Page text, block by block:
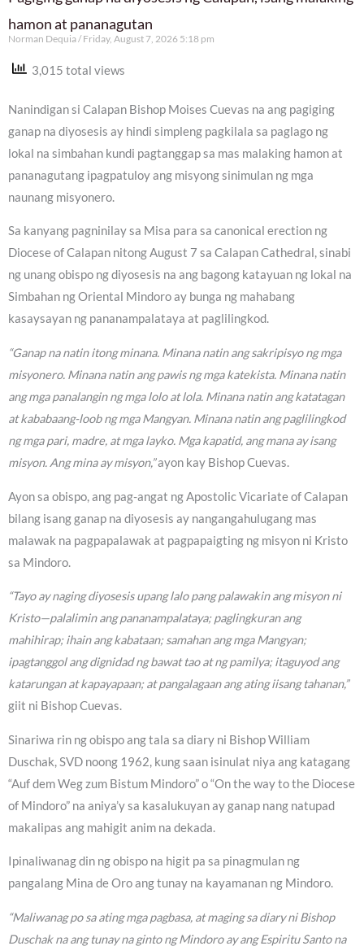
hamon at pananagutan
Norman Dequia Friday, August 7, 2026 5:18 pm
3,015 total views
Nanindigan si Calapan Bishop Moises Cuevas na ang pagiging
ganap na diyosesis ay hindi simpleng pagkilala sa paglago ng
lokal na simbahan kundi pagtanggap sa mas malaking hamon at
pananagutang ipagpatuloy ang misyong sinimulan ng mga
naunang misyonero.
Sa kanyang pagninilay sa Misa para sa canonical erection ng
Diocese of Calapan nitong August 7 sa Calapan Cathedral, sinabi
ng unang obispo ng diyosesis na ang bagong katayuan ng lokal na
Simbahan ng Oriental Mindoro ay bunga ng mahabang
kasaysayan ng pananampalataya at paglilingkod.
“Ganap na natin itong minana. Minana natin ang sakripisyo ng mga
misyonero. Minana natin ang pawis ng mga katekista. Minana natin
ang mga panalangin ng mga lolo at lola. Minana natin ang katatagan
at kababaang-loob ng mga Mangyan. Minana natin ang paglilingkod
ng mga pari, madre, at mga layko. Mga kapatid, ang mana ay isang
misyon. Ang mina ay misyon,”ayon kay Bishop Cuevas.
Ayon sa obispo, ang pag-angat ng Apostolic Vicariate of Calapan
bilang isang ganap na diyosesis ay nangangahulugang mas
malawak na pagpapalawak at pagpapaigting ng misyon ni Kristo
sa Mindoro.
“Tayo ay naging diyosesis upang lalo pang palawakin ang misyon ni
Kristo—palalimin ang pananampalataya; paglingkuran ang
mahihirap; ihain ang kabataan; samahan ang mga Mangyan;
ipagtanggol ang dignidad ng bawat tao at ng pamilya; itaguyod ang
katarungan at kapayapaan; at pangalagaan ang ating iisang tahanan,”
giit ni Bishop Cuevas.
Sinariwa rin ng obispo ang tala sa diary ni Bishop William
Duschak, SVD noong 1962, kung saan isinulat niya ang katagang
“Auf dem Weg zum Bistum Mindoro” o “On the way to the Diocese
of Mindoro” na aniya’y sa kasalukuyan ay ganap nang natupad
makalipas ang mahigit anim na dekada.
Ipinaliwanag din ng obispo na higit pa sa pinagmulan ng
pangalang Mina de Oro ang tunay na kayamanan ng Mindoro.
“Maliwanag po sa ating mga pagbasa, at maging sa diary ni Bishop
Duschak na ang tunay na ginto ng Mindoro ay ang Espiritu Santo na